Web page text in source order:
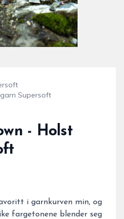
Supersoft
- Holst
i garnkurven min, og
fargetonene blender seg